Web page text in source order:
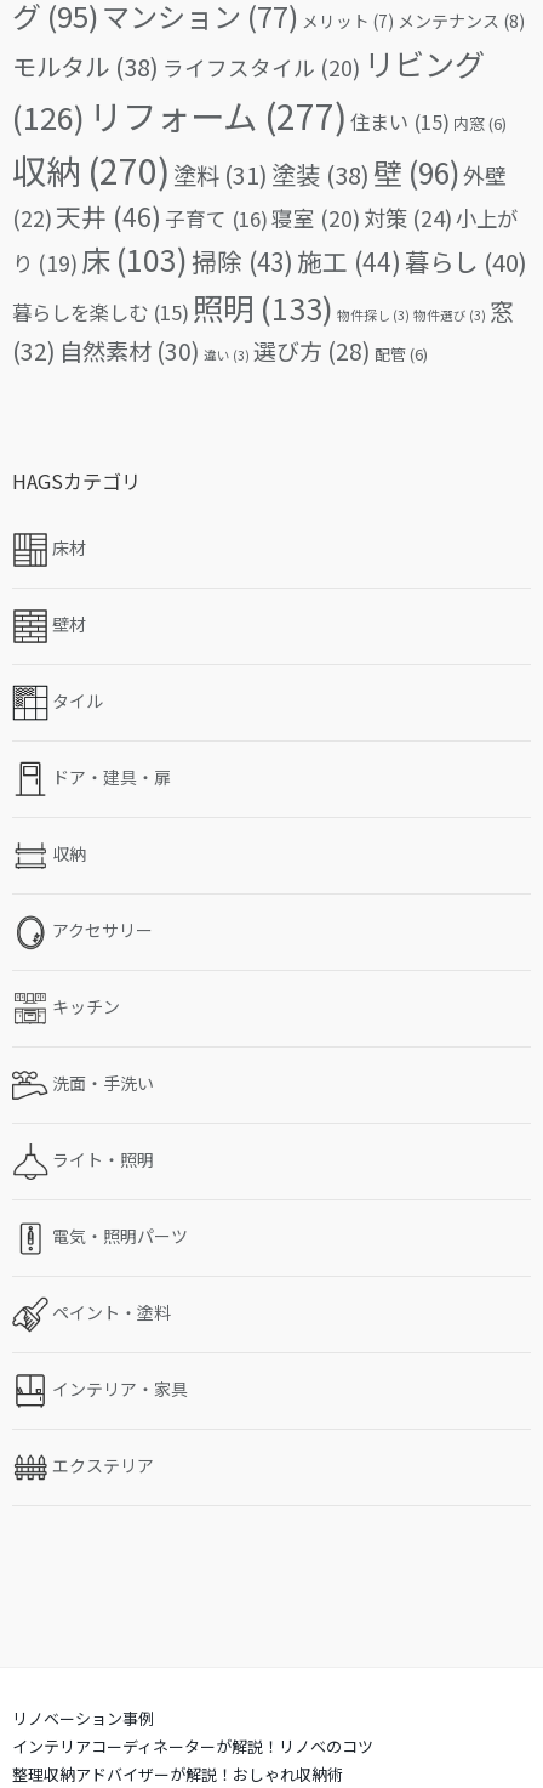
グ (95)マンション (77) メリット (7) メンテナンス (8)
モルタル (38) ライフスタイル (20) リビング
(126) リフォーム (277) 住まい (15) 内窓(6)
収納 (270) 塗料 (31) 塗装 (38) 壁 (96)外壁
(22)天井 (46) 子育て (16)寝室 (20) 対策 (24)小上が
り (19) 床 (103)掃除 (43) 施工 (44) 暮らし (40)
暮らしを楽しむ (15) 照明 (133) 物件探し (3) 物件選び (3) 窓
(32) 自然素材 (30) 違い (3) 選び方 (28) 配管(6)
HAGSカテゴリ
床材
壁材
タイル
ドア・建具・扉
収納
アクセサリー
キッチン
洗面・手洗い
ライト・照明
電気・照明パーツ
ペイント・塗料
インテリア・家具
エクステリア
リノベーション事例
インテリアコーディネーターが解説！リノベのコツ
整理収納アドバイザーが解説！おしゃれ収納術